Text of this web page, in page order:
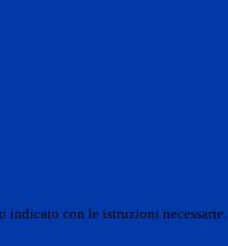
indicato con le istruzioni necessarie.